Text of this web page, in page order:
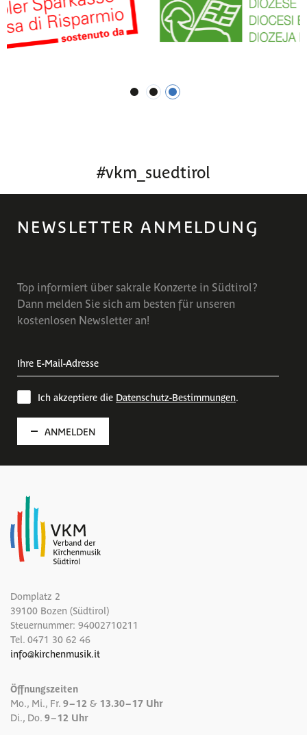
1 2 3
#vkm_suedtirol
NEWSLETTER ANMELDUNG
Top informiert über sakrale Konzerte in Südtirol?
Dann melden Sie sich am besten für unseren
kostenlosen Newsletter an!
Ich akzeptiere die Datenschutz-Bestimmungen.
ANMELDEN
Domplatz 2
39100 Bozen (Südtirol)
Steuernummer: 94002710211
Tel. 0471 30 62 46
info@kirchenmusik.it
Öffnungszeiten
Mo., Mi., Fr. 9 – 12 & 13.30 – 17 Uhr
Di., Do. 9 – 12 Uhr